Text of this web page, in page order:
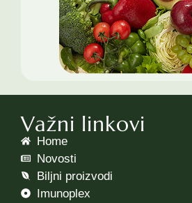
Važni linkovi
Home
Novosti
Biljni proizvodi
Imunoplex